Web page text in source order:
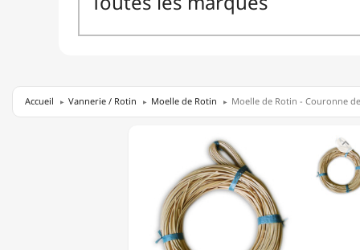
Accueil Vannerie / Rotin Moelle de Rotin Moelle de Rotin - Couronne
